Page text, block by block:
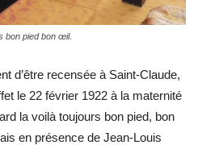
bon pied bon œil.
d’être recensée à Saint-Claude,
le 22 février 1922 à la maternité
la voilà toujours bon pied, bon
en présence de Jean-Louis